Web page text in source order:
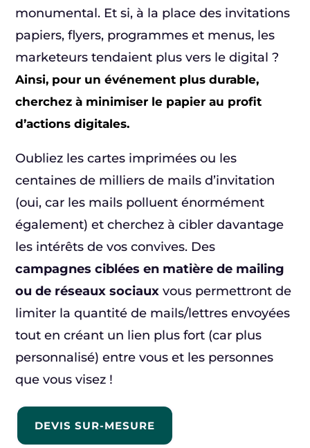
monumental. Et si, à la place des invitations
papiers, flyers, programmes et menus, les
marketeurs tendaient plus vers le digital ?
Ainsi, pour un événement plus durable,
cherchez à minimiser le papier au profit
d’actions digitales.
Oubliez les cartes imprimées ou les
centaines de milliers de mails d’invitation
(oui, car les mails polluent énormément
également) et cherchez à cibler davantage
campagnes ciblées en matière de mailing
ou de réseaux sociaux vous permettront de
limiter la quantité de mails/lettres envoyées
tout en créant un lien plus fort (car plus
personnalisé) entre vous et les personnes
que vous visez !
DEVIS SUR-MESURE